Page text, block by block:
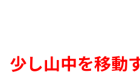
少し山中を移動